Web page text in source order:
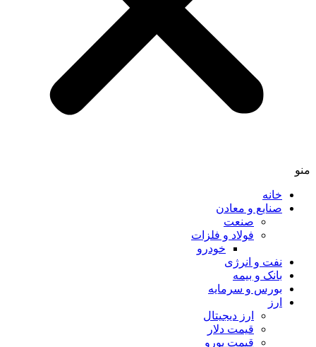
خانه
صنایع و معادن
صنعت
فولاد و فلزات
خودرو
نفت و انرژی
بانک و بیمه
بورس و سرمایه
ارز دیجیتال
قیمت دلار
قیمت یورو